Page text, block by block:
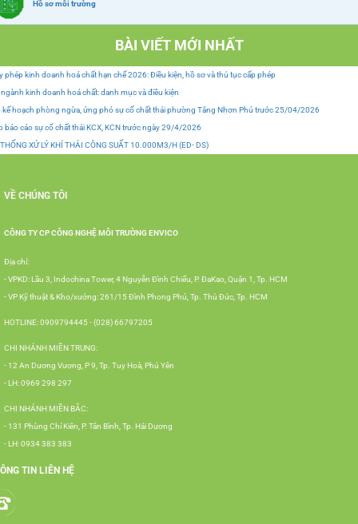
Hồ sơ môi trường
BÀI VIẾT MỚI NHẤT
phép kinh doanh hoá chất hạn chế 2026: Điều kiện, hồ sơ và thủ tục cấp phép
kinh doanh hoá chất: danh mục và điều kiện
kế hoạch phòng ngừa, ứng phó sự cố chất thải phường Tăng Nhơn Phú trước 25/04/2026
báo cáo sự cố chất thải KCX, KCN trước ngày 29/4/2026
XỬ LÝ KHÍ THẢI CÔNG SUẤT 10.000M3/H (ED- DS)
VỀ CHÚNG TÔI
CÔNG TY CP CÔNG NGHỆ MÔI TRƯỜNG ENVICO
Địa chỉ:
- VPKD: Lầu 3, Indochina Tower, 4 Nguyễn Đình Chiểu, P. ĐaKao, Quận 1, Tp. HCM
- VP Kỹ thuật & Kho/xưởng: 261/15 Đình Phong Phú, Tp. Thủ Đức, Tp. HCM
HOTLINE: 0909794445 - (028) 66797205
CHI NHÁNH MIỀN TRUNG:
- 12 An Dương Vương, P 9, Tp. Tuy Hoà, Phú Yên
- LH: 0969 298 297
CHI NHÁNH MIỀN BẮC:
- 131 Phùng Chí Kiên, P. Tân Bình, Tp. Hải Dương
- LH: 0934 383 383
TIN LIÊN HỆ